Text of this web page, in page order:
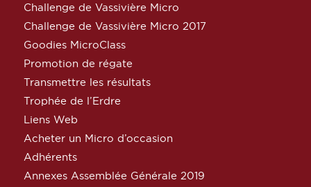
Challenge de Vassivière Micro
Challenge de Vassivière Micro 2017
Goodies MicroClass
Promotion de régate
Transmettre les résultats
Trophée de l’Erdre
Liens Web
Acheter un Micro d’occasion
Adhérents
Annexes Assemblée Générale 2019